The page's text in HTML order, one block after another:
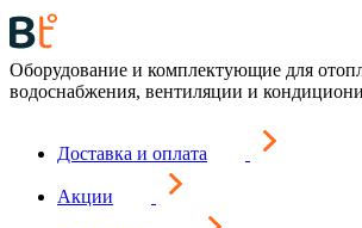
Оборудование и комплектующие для
водоснабжения, вентиляции и
Доставка и оплата
Акции